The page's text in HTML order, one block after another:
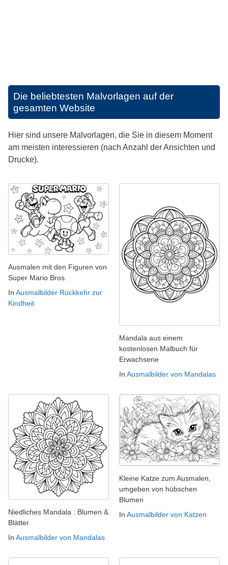
Die beliebtesten Malvorlagen auf der
gesamten Website
Hier sind unsere Malvorlagen, die Sie in diesem Moment
am meisten interessieren (nach Anzahl der Ansichten und
Drucke).
Ausmalen mit den Figuren von
Super Mario Bros.
In Ausmalbilder Rückkehr zur
Kindheit
Mandala aus einem
kostenlosen Malbuch für
Erwachsene
In Ausmalbilder von Mandalas
Niedliches Mandala : Blumen &
Blätter
In Ausmalbilder von Mandalas
Kleine Katze zum Ausmalen,
umgeben von hübschen
Blumen
In Ausmalbilder von Katzen